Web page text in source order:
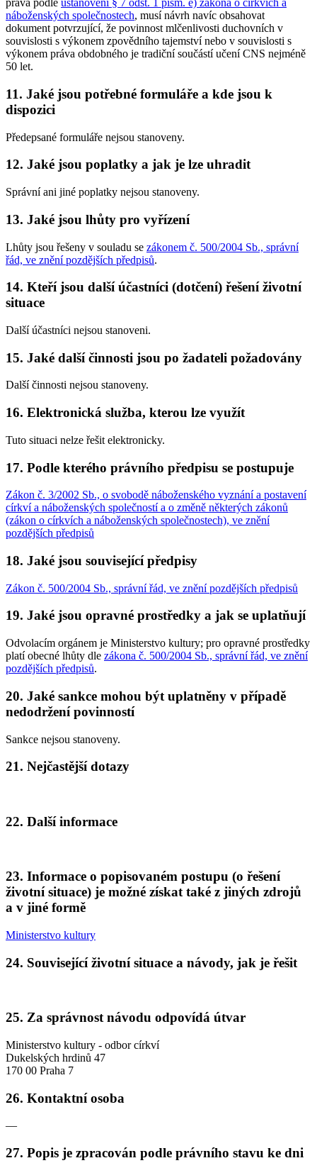
práva podle ustanovení § 7 odst. 1 písm. e) zákona o církvích a
náboženských společnostech, musí návrh navíc obsahovat
dokument potvrzující, že povinnost mlčenlivosti duchovních v
souvislosti s výkonem zpovědního tajemství nebo v souvislosti s
výkonem práva obdobného je tradiční součástí učení CNS nejméně
50 let.
11. Jaké jsou potřebné formuláře a kde jsou k
dispozici
Předepsané formuláře nejsou stanoveny.
12. Jaké jsou poplatky a jak je lze uhradit
Správní ani jiné poplatky nejsou stanoveny.
13. Jaké jsou lhůty pro vyřízení
Lhůty jsou řešeny v souladu se zákonem č. 500/2004 Sb., správní
řád, ve znění pozdějších předpisů.
14. Kteří jsou další účastníci (dotčení) řešení životní
situace
Další účastníci nejsou stanoveni.
15. Jaké další činnosti jsou po žadateli požadovány
Další činnosti nejsou stanoveny.
16. Elektronická služba, kterou lze využít
Tuto situaci nelze řešit elektronicky.
17. Podle kterého právního předpisu se postupuje
Zákon č. 3/2002 Sb., o svobodě náboženského vyznání a postavení
církví a náboženských společností a o změně některých zákonů
(zákon o církvích a náboženských společnostech), ve znění
pozdějších předpisů
18. Jaké jsou související předpisy
Zákon č. 500/2004 Sb., správní řád, ve znění pozdějších předpisů
19. Jaké jsou opravné prostředky a jak se uplatňují
Odvolacím orgánem je Ministerstvo kultury; pro opravné prostředky
platí obecné lhůty dle zákona č. 500/2004 Sb., správní řád, ve znění
pozdějších předpisů.
20. Jaké sankce mohou být uplatněny v případě
nedodržení povinností
Sankce nejsou stanoveny.
21. Nejčastější dotazy
22. Další informace
23. Informace o popisovaném postupu (o řešení
životní situace) je možné získat také z jiných zdrojů
a v jiné formě
Ministerstvo kultury
24. Související životní situace a návody, jak je řešit
25. Za správnost návodu odpovídá útvar
Ministerstvo kultury - odbor církví
Dukelských hrdinů 47
170 00 Praha 7
26. Kontaktní osoba
—
27. Popis je zpracován podle právního stavu ke dni